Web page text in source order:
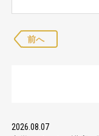
前へ
2026.08.07